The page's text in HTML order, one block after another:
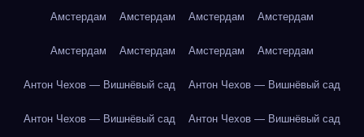
Амстердам Амстердам Амстердам Амстердам
Амстердам Амстердам Амстердам Амстердам
Антон Чехов — Вишнёвый сад Антон Чехов — Вишнёвый сад
Антон Чехов — Вишнёвый сад Антон Чехов — Вишнёвый сад